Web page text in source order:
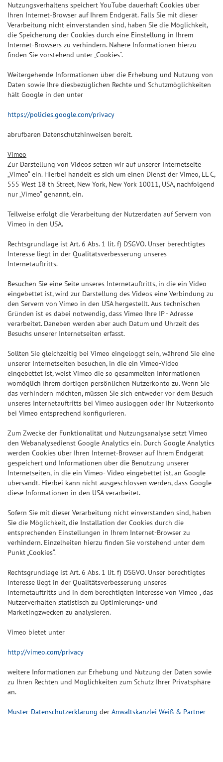
Nutzungsverhaltens speichert YouTube dauerhaft Cookies über
Ihren Internet-Browser auf Ihrem Endgerät. Falls Sie mit dieser
Verarbeitung nicht einverstanden sind, haben Sie die Möglichkeit,
die Speicherung der Cookies durch eine Einstellung in Ihrem
Internet-Browsers zu verhindern. Nähere Informationen hierzu
finden Sie vorstehend unter „Cookies“.
Weitergehende Informationen über die Erhebung und Nutzung von
Daten sowie Ihre diesbezüglichen Rechte und Schutzmöglichkeiten
hält Google in den unter
https://policies.google.com/privacy
abrufbaren Datenschutzhinweisen bereit.
Vimeo
Zur Darstellung von Videos setzen wir auf unserer Internetseite
„Vimeo“ ein. Hierbei handelt es sich um einen Dienst der Vimeo, LL C,
555 West 18 th Street, New York, New York 10011, USA, nachfolgend
nur „Vimeo“ genannt, ein.
Teilweise erfolgt die Verarbeitung der Nutzerdaten auf Servern von
Vimeo in den USA.
Rechtsgrundlage ist Art. 6 Abs. 1 lit. f) DSGVO. Unser berechtigtes
Interesse liegt in der Qualitätsverbesserung unseres
Internetauftritts.
Besuchen Sie eine Seite unseres Internetauftritts, in die ein Video
eingebettet ist, wird zur Darstellung des Videos eine Verbindung zu
den Servern von Vimeo in den USA hergestellt. Aus technischen
Gründen ist es dabei notwendig, dass Vimeo Ihre IP - Adresse
verarbeitet. Daneben werden aber auch Datum und Uhrzeit des
Besuchs unserer Internetseiten erfasst.
Sollten Sie gleichzeitig bei Vimeo eingeloggt sein, während Sie eine
unserer Internetseiten besuchen, in die ein Vimeo-Video
eingebettet ist, weist Vimeo die so gesammelten Informationen
womöglich Ihrem dortigen persönlichen Nutzerkonto zu. Wenn Sie
das verhindern möchten, müssen Sie sich entweder vor dem Besuch
unseres Internetauftritts bei Vimeo ausloggen oder Ihr Nutzerkonto
bei Vimeo entsprechend konfigurieren.
Zum Zwecke der Funktionalität und Nutzungsanalyse setzt Vimeo
den Webanalysedienst Google Analytics ein. Durch Google Analytics
werden Cookies über Ihren Internet-Browser auf Ihrem Endgerät
gespeichert und Informationen über die Benutzung unserer
Internetseiten, in die ein Vimeo- Video eingebettet ist, an Google
übersandt. Hierbei kann nicht ausgeschlossen werden, dass Google
diese Informationen in den USA verarbeitet.
Sofern Sie mit dieser Verarbeitung nicht einverstanden sind, haben
Sie die Möglichkeit, die Installation der Cookies durch die
entsprechenden Einstellungen in Ihrem Internet-Browser zu
verhindern. Einzelheiten hierzu finden Sie vorstehend unter dem
Punkt „Cookies“.
Rechtsgrundlage ist Art. 6 Abs. 1 lit. f) DSGVO. Unser berechtigtes
Interesse liegt in der Qualitätsverbesserung unseres
Internetauftritts und in dem berechtigten Interesse von Vimeo , das
Nutzerverhalten statistisch zu Optimierungs- und
Marketingzwecken zu analysieren.
Vimeo bietet unter
http://vimeo.com/privacy
weitere Informationen zur Erhebung und Nutzung der Daten sowie
zu Ihren Rechten und Möglichkeiten zum Schutz Ihrer Privatsphäre
an.
Muster-Datenschutzerklärung der Anwaltskanzlei Weiß & Partner